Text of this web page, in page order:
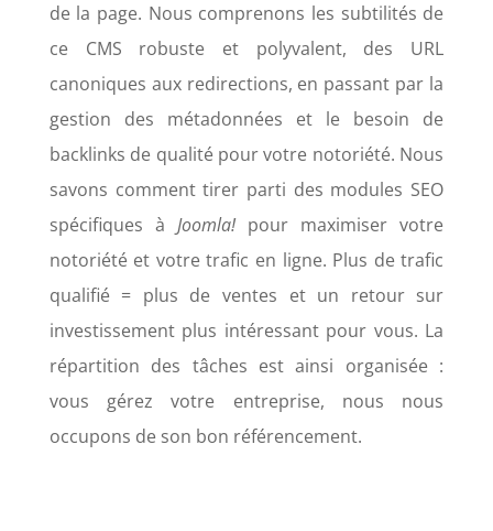
de la page. Nous comprenons les subtilités de
ce CMS robuste et polyvalent, des URL
canoniques aux redirections, en passant par la
gestion des métadonnées et le besoin de
backlinks de qualité pour votre notoriété. Nous
savons comment tirer parti des modules SEO
spécifiques à Joomla!pour maximiser votre
notoriété et votre trafic en ligne. Plus de trafic
qualifié = plus de ventes et un retour sur
investissement plus intéressant pour vous. La
répartition des tâches est ainsi organisée :
vous gérez votre entreprise, nous nous
occupons de son bon référencement.